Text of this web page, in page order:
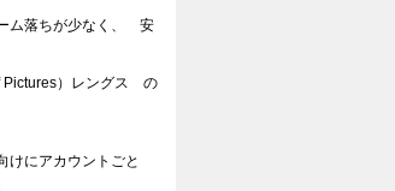
ム落ちが少なく、 安
Pictures）レングス の
けにアカウントごと